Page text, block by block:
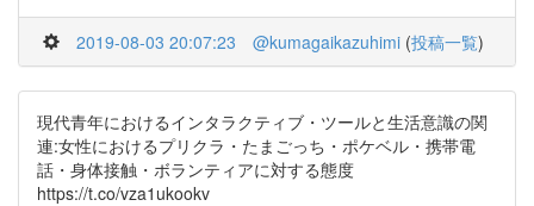
2019-08-03 20:07:23 @kumagaikazuhimi (投稿一覧)
現代青年におけるインタラクティブ・ツールと生活意識の関
連:女性におけるプリクラ・たまごっち・ポケベル・携帯電
話・身体接触・ボランティアに対する態度
https://t.co/vza1ukookv